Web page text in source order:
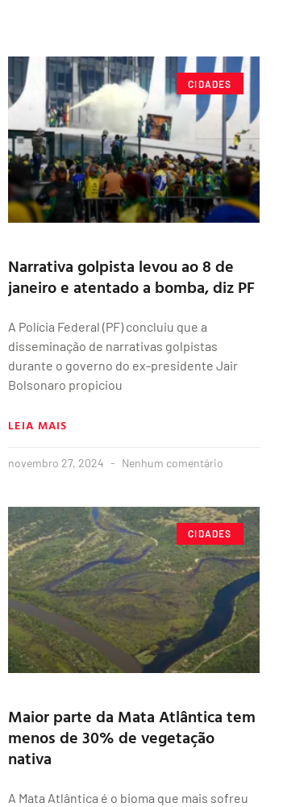
CIDADES
Narrativa golpista levou ao 8 de
janeiro e atentado a bomba, diz PF
A Polícia Federal (PF) concluiu que a
disseminação de narrativas golpistas
durante o governo do ex-presidente Jair
Bolsonaro propiciou
LEIA MAIS
novembro 27, 2024 Nenhum comentário
CIDADES
Maior parte da Mata Atlântica tem
menos de 30% de vegetação
nativa
A Mata Atlântica é o bioma que mais sofreu